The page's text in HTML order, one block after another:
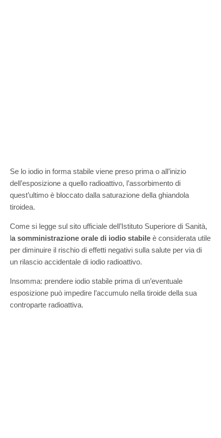
Se lo iodio in forma stabile viene preso prima o all’inizio
dell’esposizione a quello radioattivo, l’assorbimento di
quest’ultimo è bloccato dalla saturazione della ghiandola
tiroidea.
Come si legge sul sito ufficiale dell’Istituto Superiore di Sanità,
la somministrazione orale di iodio stabile è considerata utile
per diminuire il rischio di effetti negativi sulla salute per via di
un rilascio accidentale di iodio radioattivo.
Insomma: prendere iodio stabile prima di un’eventuale
esposizione può impedire l’accumulo nella tiroide della sua
controparte radioattiva.